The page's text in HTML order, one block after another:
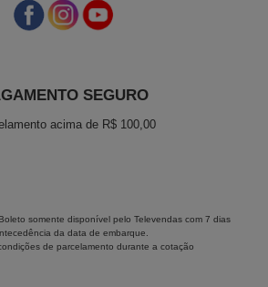
SEGURO
acima de R$ 100,00
somente disponível pelo Televendas com 7 dias
da data de embarque.
de parcelamento durante a cotação